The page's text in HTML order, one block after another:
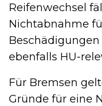
Reifenwechsel
Nichtabnahme
ebenfalls HU-
Für Bremsen
Gründe für eine